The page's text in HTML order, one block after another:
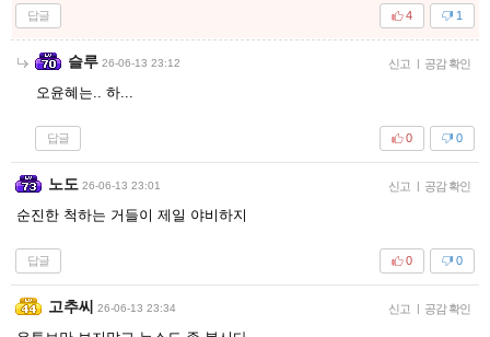
답글 1
4
슬루 26-06-13 23:12 신고 | 공감 확인
오윤혜는.. 하...
답글 0
0
노도 26-06-13 23:01 신고 | 공감 확인
순진한 척하는 거들이 제일 야비하지
답글 0
0
고추씨 26-06-13 23:34 신고 | 공감 확인